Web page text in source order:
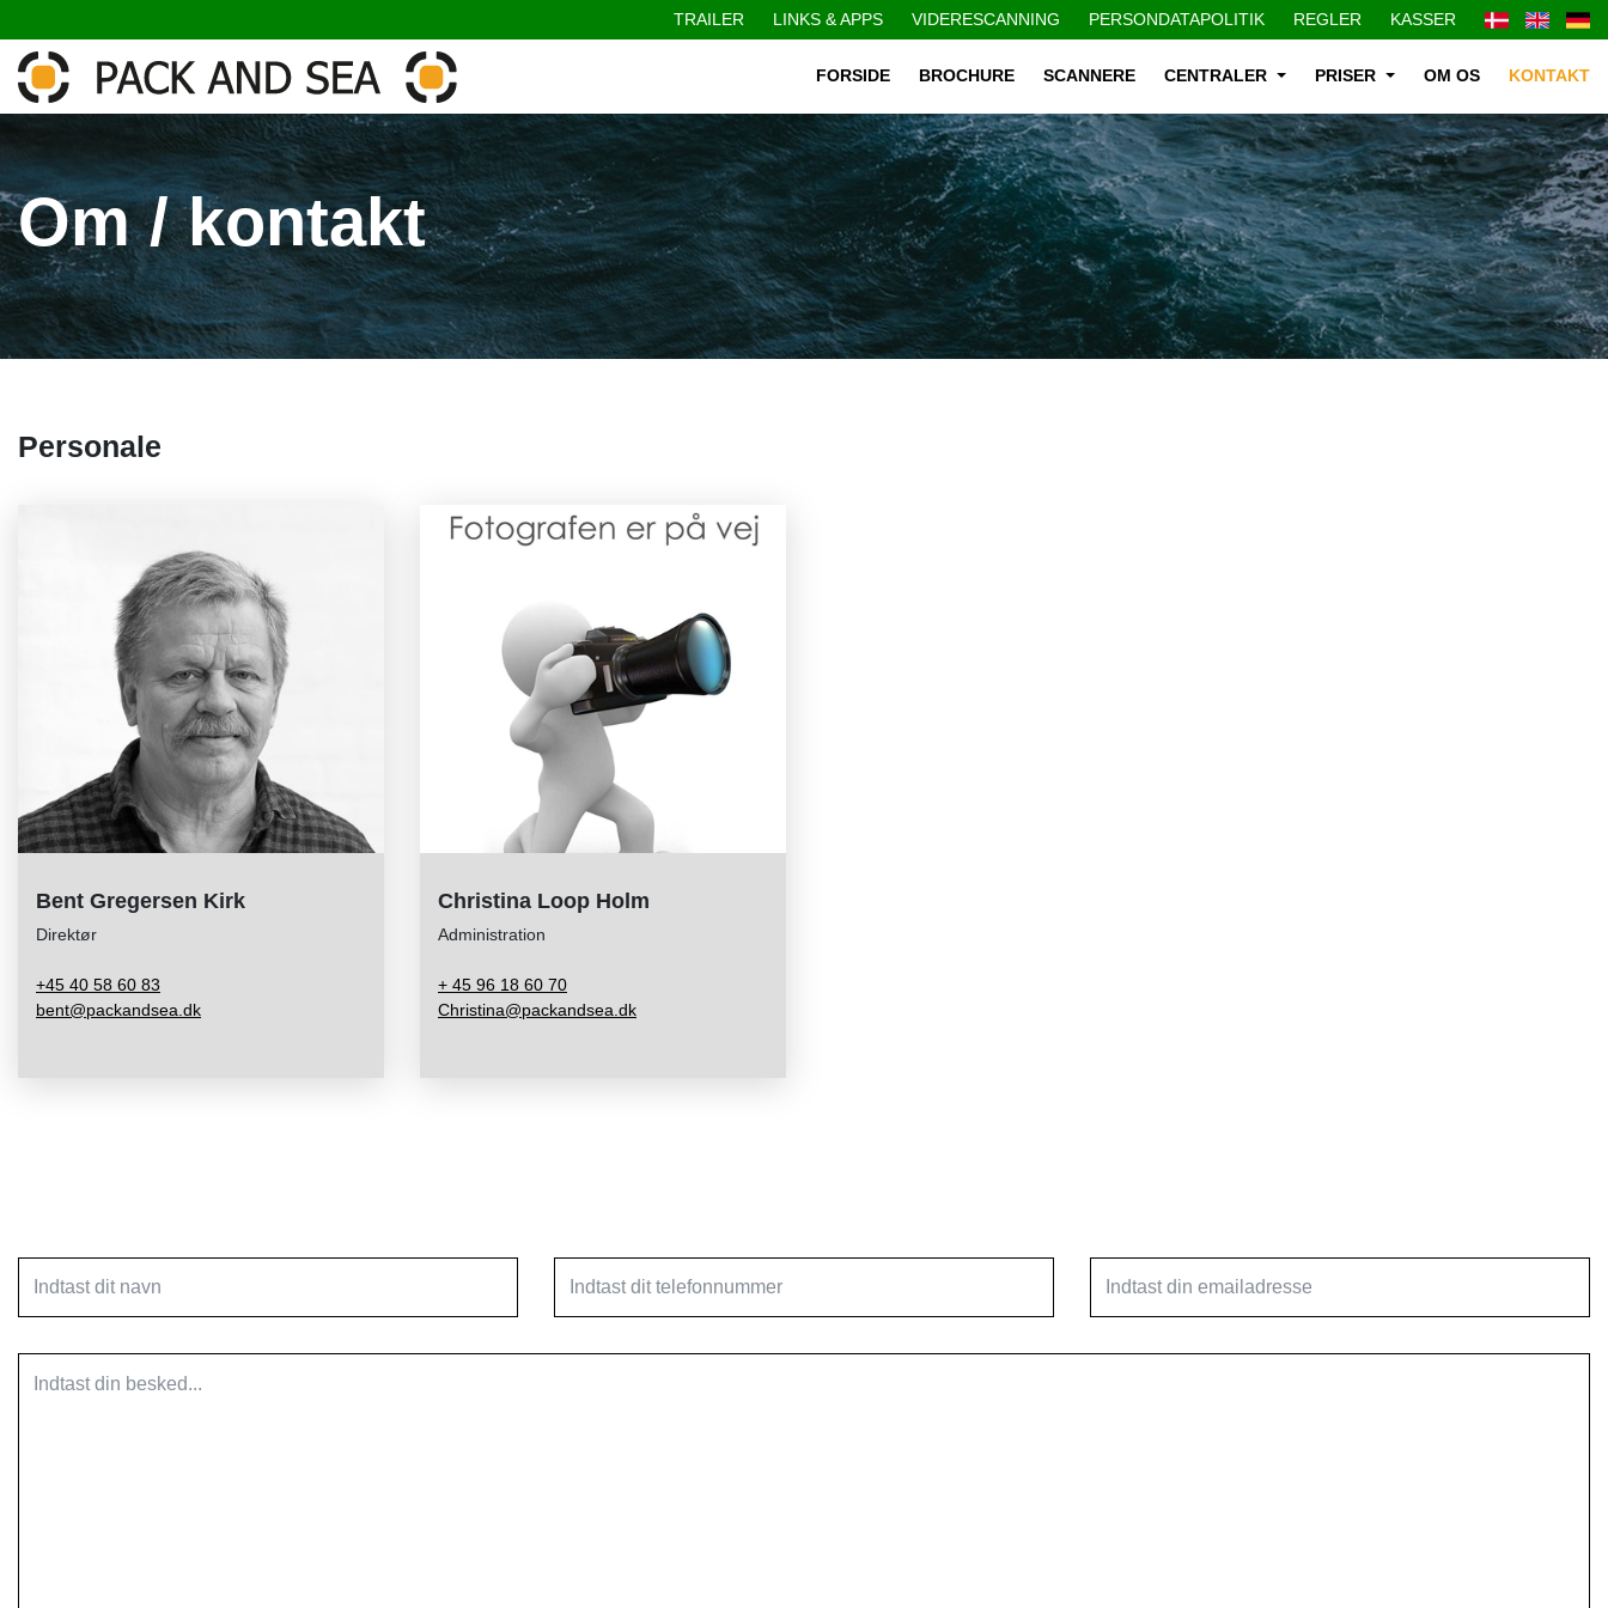
TRAILER LINKS & APPS VIDERESCANNING PERSONDATAPOLITIK REGLER KASSER
FORSIDE BROCHURE SCANNERE CENTRALER PRISER OM OS KONTAKT
Om / kontakt
Personale
Bent Gregersen Kirk
Direktør
+45 40 58 60 83
bent@packandsea.dk
Christina Loop Holm
Administration
+ 45 96 18 60 70
Christina@packandsea.dk